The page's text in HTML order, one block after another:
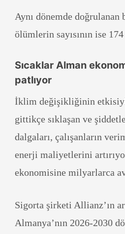
Aynı dönemde doğrulanan
ölümlerin sayısının ise
Sıcaklar Alman
patlıyor
İklim değişikliğinin
gittikçe sıklaşan ve
dalgaları, çalışanların
enerji maliyetlerini
ekonomisine milyarlarca
Sigorta şirketi Allianz’ın
Almanya’nın 2026-2030